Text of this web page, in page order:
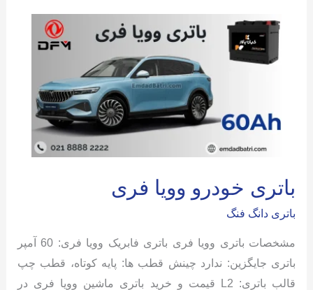
باتری خودرو وویا فری
باتری دانگ فنگ
مشخصات باتری وویا فری باتری فابریک وویا فری: 60 آمپر
باتری جایگزین: ندارد چینش قطب ها: پایه کوتاه، قطب چپ
قالب باتری: L2 قیمت و خرید باتری ماشین وویا فری در